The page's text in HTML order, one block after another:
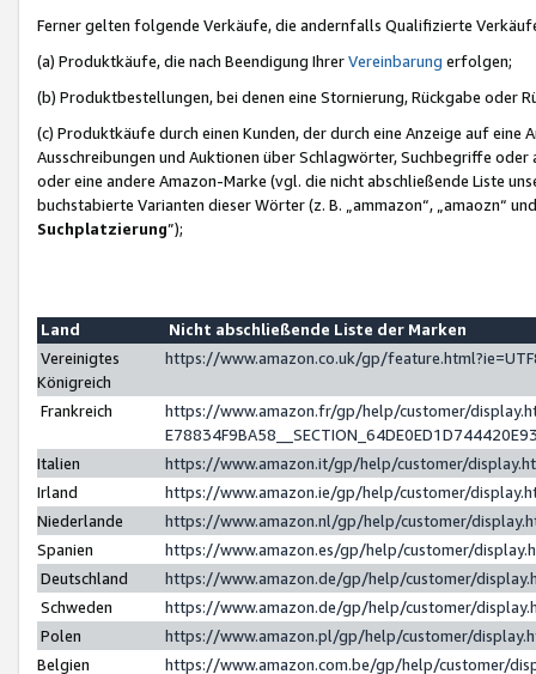
Ferner gelten folgende Verkäufe, die andernfalls Qualifizierte
(a) Produktkäufe, die nach Beendigung IhrerVereinbarung erfolgen;
(b) Produktbestellungen, bei denen eine Stornierung, Rückgabe oder
(c) Produktkäufe durch einen Kunden, der durch eine Anzeige auf
Ausschreibungen und Auktionen über Schlagwörter, Suchbegriffe
oder eine andere Amazon-Marke (vgl. die nicht abschließende Liste
buchstabierte Varianten dieser Wörter (z. B. „ammazon“, „amaozn“
Suchplatzierung”);
Land
Nicht abschließende Liste der Marken
Vereinigtes
Königreich
https://www.amazon.co.uk/gp/
Frankreich
https://www.amazon.fr/gp/help/customer/
Italien
https://www.amazon.it/gp/help/customer/
Irland
https://www.amazon.ie/gp/help/customer/
Niederlande
https://www.amazon.nl/gp/help/customer/
Spanien
https://www.amazon.es/gp/help/customer/
Deutschland
https://www.amazon.de/gp/help/customer/
Schweden
https://www.amazon.de/gp/help/customer/
Polen
https://www.amazon.pl/gp/help/customer/
Belgien
https://www.amazon.com.be/gp/help/customer/